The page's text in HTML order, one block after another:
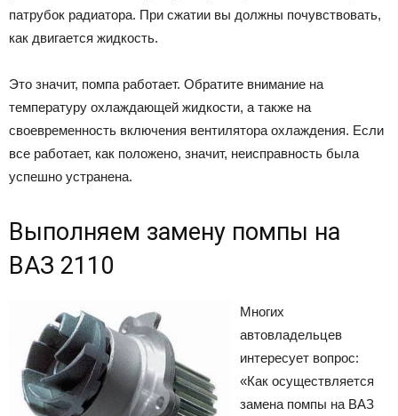
патрубок радиатора. При сжатии вы должны почувствовать,
как двигается жидкость.
Это значит, помпа работает. Обратите внимание на
температуру охлаждающей жидкости, а также на
своевременность включения вентилятора охлаждения. Если
все работает, как положено, значит, неисправность была
успешно устранена.
Выполняем замену помпы на
ВАЗ 2110
Многих
автовладельцев
интересует вопрос:
«Как осуществляется
замена помпы на ВАЗ